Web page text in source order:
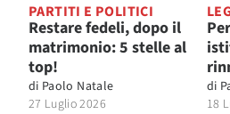
PARTITI E POLITICI
Restare fedeli, dopo il
matrimonio: 5 stelle al
top!
di Paolo Natale
27 Luglio 2026
di
18